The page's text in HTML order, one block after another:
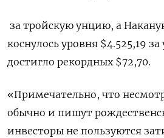
за тройскую унцию, а
коснулось уровня $4.525,19
достигло рекордных $72,70.
«Примечательно, что
обычно и пишут
инвесторы не пользуются